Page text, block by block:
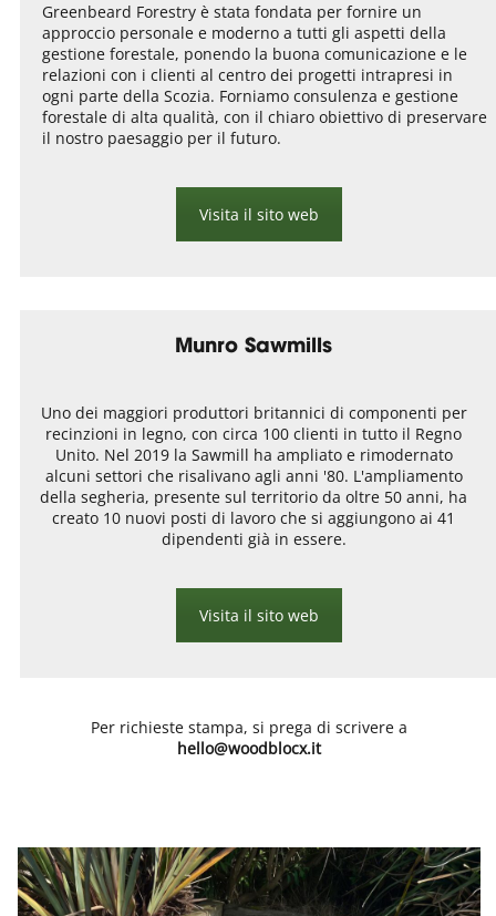
Greenbeard Forestry è stata fondata per fornire un
approccio personale e moderno a tutti gli aspetti della
gestione forestale, ponendo la buona comunicazione e le
relazioni con i clienti al centro dei progetti intrapresi in
ogni parte della Scozia. Forniamo consulenza e gestione
forestale di alta qualità, con il chiaro obiettivo di preservare
il nostro paesaggio per il futuro.
Visita il sito web
Munro Sawmills
Uno dei maggiori produttori britannici di componenti per
recinzioni in legno, con circa 100 clienti in tutto il Regno
Unito. Nel 2019 la Sawmill ha ampliato e rimodernato
alcuni settori che risalivano agli anni '80. L'ampliamento
della segheria, presente sul territorio da oltre 50 anni, ha
creato 10 nuovi posti di lavoro che si aggiungono ai 41
dipendenti già in essere.
Visita il sito web
Per richieste stampa, si prega di scrivere a
hello@woodblocx.it